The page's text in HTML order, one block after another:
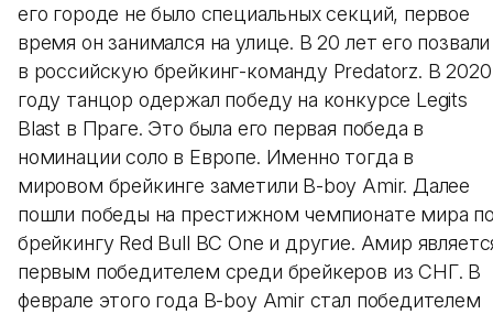
его городе не было специальных секций, первое
время он занимался на улице. В 20 лет его позвали
в российскую брейкинг-команду Predatorz. В 2020
году танцор одержал победу на конкурсе Legits
Blast в Праге. Это была его первая победа в
номинации соло в Европе. Именно тогда в
мировом брейкинге заметили B-boy Amir. Далее
пошли победы на престижном чемпионате мира
брейкингу Red Bull BC One и другие. Амир
первым победителем среди брейкеров из СНГ. В
феврале этого года B-boy Amir стал победителем